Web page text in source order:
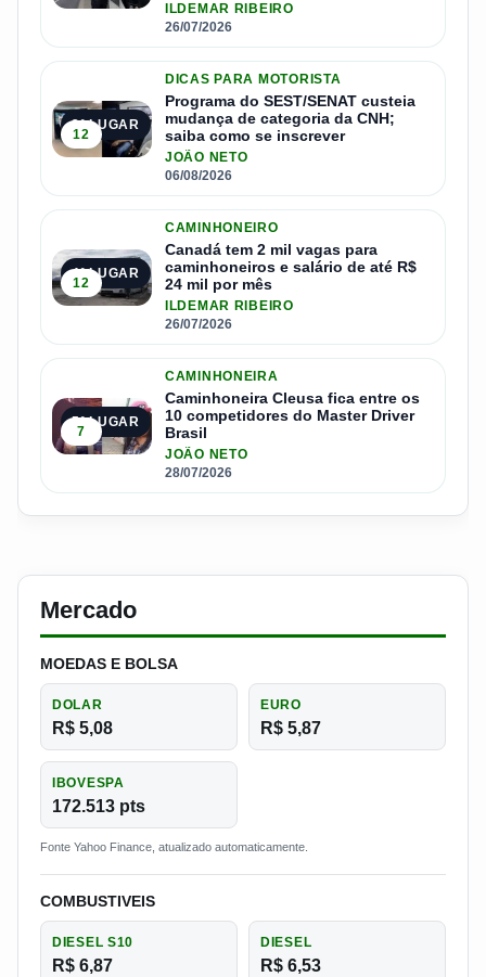
ILDEMAR RIBEIRO
26/07/2026
3º LUGAR
12
DICAS PARA MOTORISTA
Programa do SEST/SENAT custeia
mudança de categoria da CNH;
saiba como se inscrever
JOÃO NETO
06/08/2026
4º LUGAR
12
CAMINHONEIRO
Canadá tem 2 mil vagas para
caminhoneiros e salário de até R$
24 mil por mês
ILDEMAR RIBEIRO
26/07/2026
5º LUGAR
7
CAMINHONEIRA
Caminhoneira Cleusa fica entre os
10 competidores do Master Driver
Brasil
JOÃO NETO
28/07/2026
Mercado
MOEDAS E BOLSA
DOLAR
R$ 5,08
EURO
R$ 5,87
IBOVESPA
172.513 pts
Fonte Yahoo Finance, atualizado automaticamente.
COMBUSTIVEIS
DIESEL S10
R$ 6,87
DIESEL
R$ 6,53